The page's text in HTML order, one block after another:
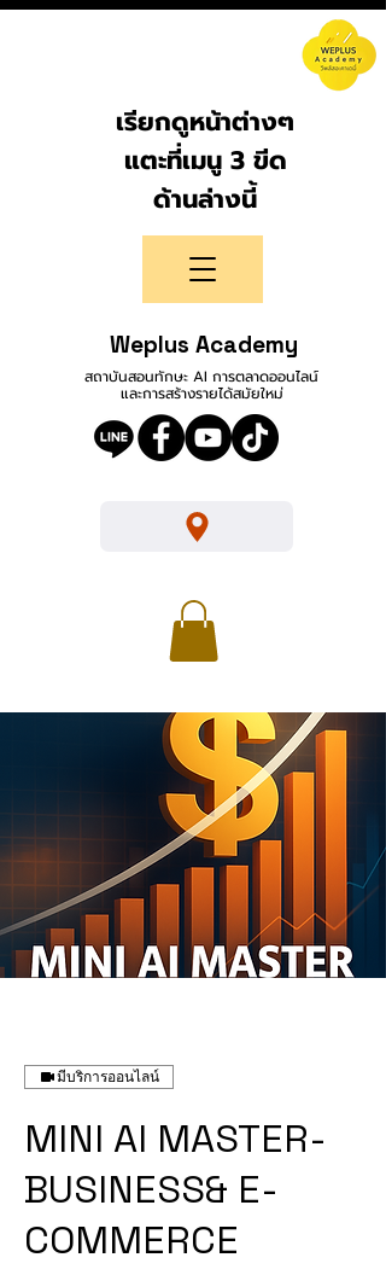
เรียกดูหน้าต่างๆ
แตะที่เมนู 3 ขีด
ด้านล่างนี้
Weplus Academy
สถาบันสอนทักษะ AI การตลาดออนไลน์
และการสร้างรายได้สมัยใหม่
มีบริการออนไลน์
MINI AI MASTER-
BUSINESS& E-
COMMERCE